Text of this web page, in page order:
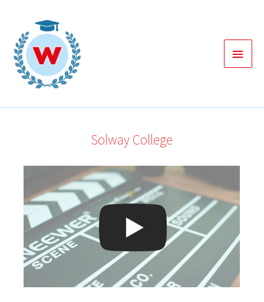
springen
Solway College